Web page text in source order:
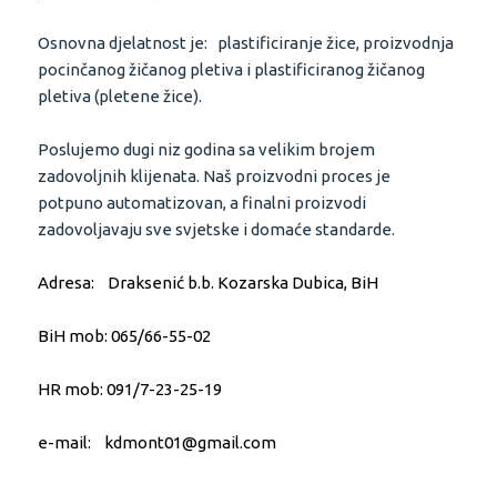
Osnovna djelatnost je: plastificiranje žice, proizvodnja
pocinčanog žičanog pletiva i plastificiranog žičanog
pletiva (pletene žice).
Poslujemo dugi niz godina sa velikim brojem
zadovoljnih klijenata. Naš proizvodni proces je
potpuno automatizovan, a finalni proizvodi
zadovoljavaju sve svjetske i domaće standarde.
Adresa: Draksenić b.b. Kozarska Dubica, BiH
BiH mob: 065/66-55-02
HR mob: 091/7-23-25-19
e-mail: kdmont01@gmail.com